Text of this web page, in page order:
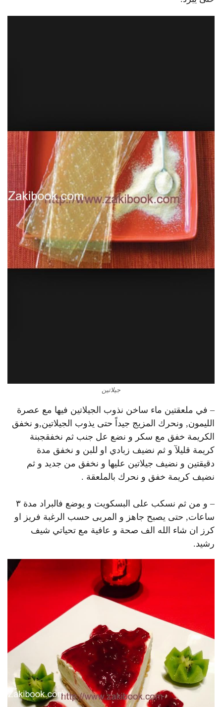
جيلاتين
– في ملعقتين ماء ساخن نذوب الجيلاتين فيها مع عصرة
الليمون, ونحرك المزيج جيداً حتى يذوب الجيلاتين,و نخفق
الكريمة خفق مع سكر و نضع عل جنب ثم نخفقجبنة
كريمة قليلآ و ثم نضيف زبادي او للبن و نخفق مدة
دقيقتين و نضيف جيلاتين عليها و نخفق من جديد و ثم
نضيف كريمة خفق و نحرك بالملعقة .
– و من ثم نسكب على البسكويت و يوضع فالبراد مدة ٣
ساعات, حتى يصبح جاهز و المربى حسب الرغبة فريز او
كرز ان شاء الله الف صحة و عافية مع تحياتي شيف
رشيد.